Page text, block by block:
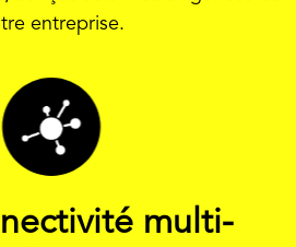
entreprise.
multi-